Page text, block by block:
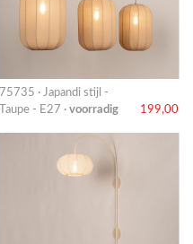
75735 · Japandi stijl -
Taupe - E27 · voorradig 199,00